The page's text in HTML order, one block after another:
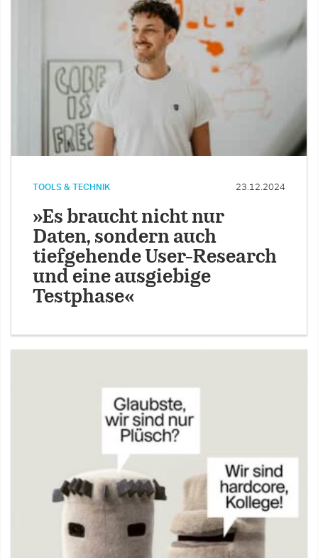
TOOLS & TECHNIK 23.12.2024
»Es braucht nicht nur
Daten, sondern auch
tiefgehende User-Research
und eine ausgiebige
Testphase«